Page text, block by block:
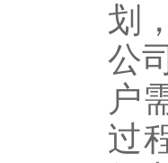
划
公
户
过